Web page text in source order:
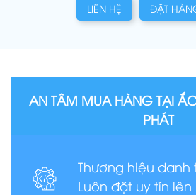
LIÊN HỆ ĐẶT
AN TÂM MUA HÀNG TẠI
PHÁT
Thương hiệu danh
Luôn đặt uy tín